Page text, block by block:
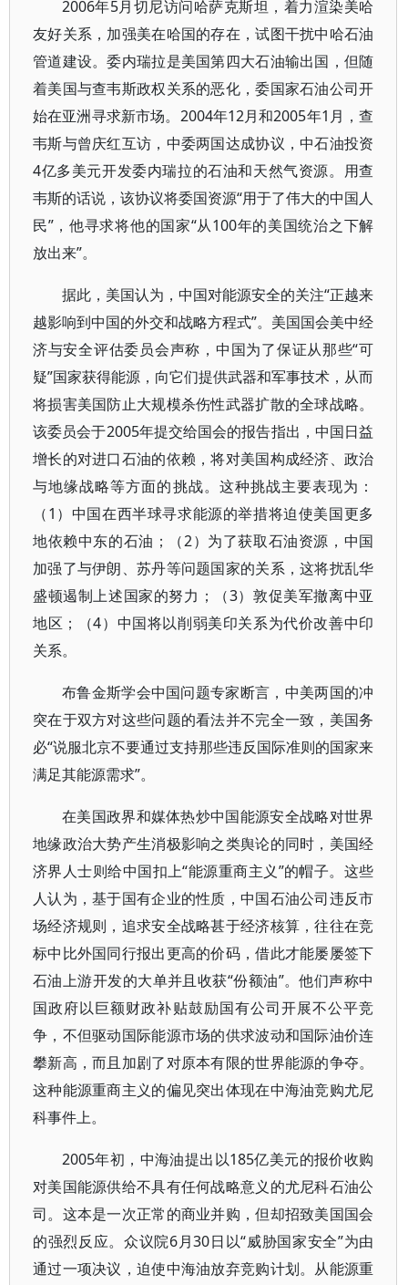
2006年5月切尼访问哈萨克斯坦，着力渲染美哈
友好关系，加强美在哈国的存在，试图干扰中哈石油
管道建设。委内瑞拉是美国第四大石油输出国，但随
着美国与查韦斯政权关系的恶化，委国家石油公司开
始在亚洲寻求新市场。2004年12月和2005年1月，查
韦斯与曾庆红互访，中委两国达成协议，中石油投资
4亿多美元开发委内瑞拉的石油和天然气资源。用查
韦斯的话说，该协议将委国资源“用于了伟大的中国人
民”，他寻求将他的国家“从100年的美国统治之下解
放出来”。
据此，美国认为，中国对能源安全的关注“正越来
越影响到中国的外交和战略方程式”。美国国会美中经
济与安全评估委员会声称，中国为了保证从那些“可
疑”国家获得能源，向它们提供武器和军事技术，从而
将损害美国防止大规模杀伤性武器扩散的全球战略。
该委员会于2005年提交给国会的报告指出，中国日益
增长的对进口石油的依赖，将对美国构成经济、政治
与地缘战略等方面的挑战。这种挑战主要表现为：
（1）中国在西半球寻求能源的举措将迫使美国更多
地依赖中东的石油；（2）为了获取石油资源，中国
加强了与伊朗、苏丹等问题国家的关系，这将扰乱华
盛顿遏制上述国家的努力；（3）敦促美军撤离中亚
地区；（4）中国将以削弱美印关系为代价改善中印
关系。
布鲁金斯学会中国问题专家断言，中美两国的冲
突在于双方对这些问题的看法并不完全一致，美国务
必“说服北京不要通过支持那些违反国际准则的国家来
满足其能源需求”。
在美国政界和媒体热炒中国能源安全战略对世界
地缘政治大势产生消极影响之类舆论的同时，美国经
济界人士则给中国扣上“能源重商主义”的帽子。这些
人认为，基于国有企业的性质，中国石油公司违反市
场经济规则，追求安全战略甚于经济核算，往往在竞
标中比外国同行报出更高的价码，借此才能屡屡签下
石油上游开发的大单并且收获“份额油”。他们声称中
国政府以巨额财政补贴鼓励国有公司开展不公平竞
争，不但驱动国际能源市场的供求波动和国际油价连
攀新高，而且加剧了对原本有限的世界能源的争夺。
这种能源重商主义的偏见突出体现在中海油竞购尤尼
科事件上。
2005年初，中海油提出以185亿美元的报价收购
对美国能源供给不具有任何战略意义的尤尼科石油公
司。这本是一次正常的商业并购，但却招致美国国会
的强烈反应。众议院6月30日以“威胁国家安全”为由
通过一项决议，迫使中海油放弃竞购计划。从能源重